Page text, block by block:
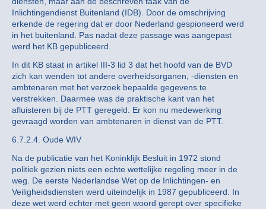
Inlichtingendienst Buitenland (IDB). Door de omschrijving
erkende de regering dat er door Nederland gespioneerd werd
in het buitenland. Pas nadat deze passage was aangepast
werd het KB gepubliceerd.
In dit KB staat in artikel III-3 lid 3 dat het hoofd van de BVD
zich kan wenden tot andere overheidsorganen, -diensten en
ambtenaren met het verzoek bepaalde gegevens te
verstrekken. Daarmee was de praktische kant van het
afluisteren bij de PTT geregeld. Er kon nu medewerking
gevraagd worden van ambtenaren in dienst van de PTT.
6.7.2.4. Oude WIV
Na de publicatie van het Koninklijk Besluit in 1972 stond
politiek gezien niets een echte wettelijke regeling meer in de
weg. De eerste Nederlandse Wet op de Inlichtingen- en
Veiligheidsdiensten werd uiteindelijk in 1987 gepubliceerd. In
deze wet werd echter met geen woord gerept over specifieke